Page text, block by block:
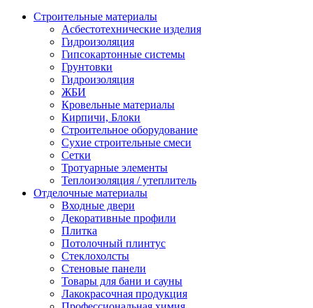
Строительные материалы
Асбестотехнические изделия
Гидроизоляция
Гипсокартонные системы
Грунтовки
Гидроизоляция
ЖБИ
Кровельные материалы
Кирпичи, Блоки
Строительное оборудование
Сухие строительные смеси
Сетки
Тротуарные элементы
Теплоизоляция / утеплитель
Отделочные материалы
Входные двери
Декоративные профили
Плитка
Потолочный плинтус
Стеклохолсты
Стеновые панели
Товары для бани и сауны
Лакокрасочная продукция